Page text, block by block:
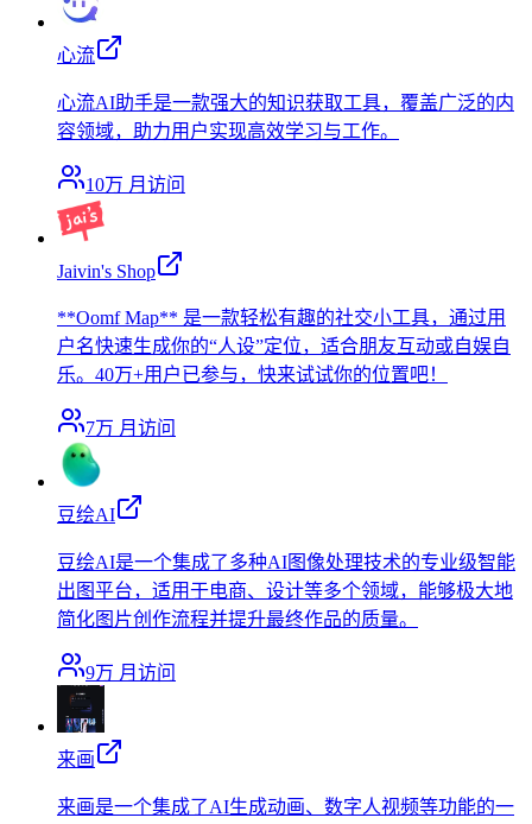
心流
心流AI助手是一款强大的知识获取工具，覆盖广泛的内
容领域，助力用户实现高效学习与工作。
10万 月访问
Jaivin's Shop
**Oomf Map** 是一款轻松有趣的社交小工具，通过用
户名快速生成你的“人设”定位，适合朋友互动或自娱自
乐。40万+用户已参与，快来试试你的位置吧！
7万 月访问
豆绘AI
豆绘AI是一个集成了多种AI图像处理技术的专业级智能
出图平台，适用于电商、设计等多个领域，能够极大地
简化图片创作流程并提升最终作品的质量。
9万 月访问
来画
来画是一个集成了AI生成动画、数字人视频等功能的一